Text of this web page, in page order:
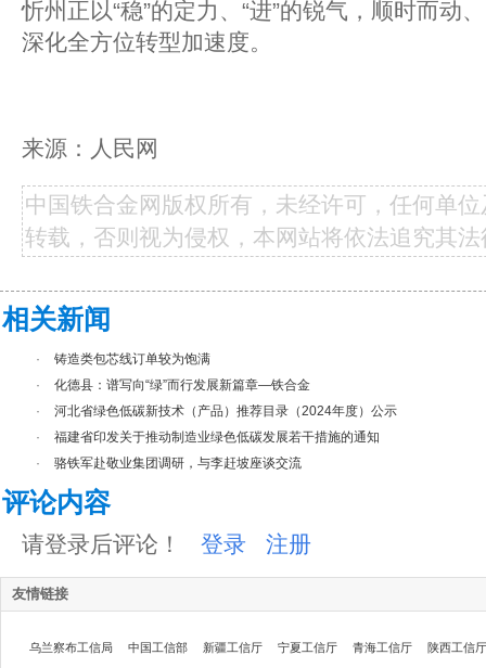
忻州正以“稳”的定力、“进”的锐气，顺时而动
深化全方位转型加速度。
来源：人民网
中国铁合金网版权所有，未经许可，任何单
转载，否则视为侵权，本网站将依法追究其
相关新闻
·
铸造类包芯线订单较为饱满
·
化德县：谱写向“绿”而行发展新篇章—铁合金
·
河北省绿色低碳新技术（产品）推荐目录（2024年度）公示
·
福建省印发关于推动制造业绿色低碳发展若干措施的通知
·
骆铁军赴敬业集团调研，与李赶坡座谈交流
评论内容
请登录后评论！ 登录 注册
友情链接
乌兰察布工信局 中国工信部 新疆工信厅 宁夏工信厅 青海工信厅 陕西工信厅